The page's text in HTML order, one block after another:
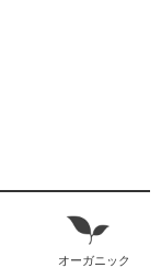
オーガニック